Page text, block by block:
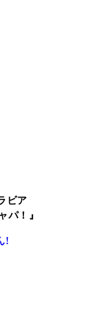
ビア
パ！』
!